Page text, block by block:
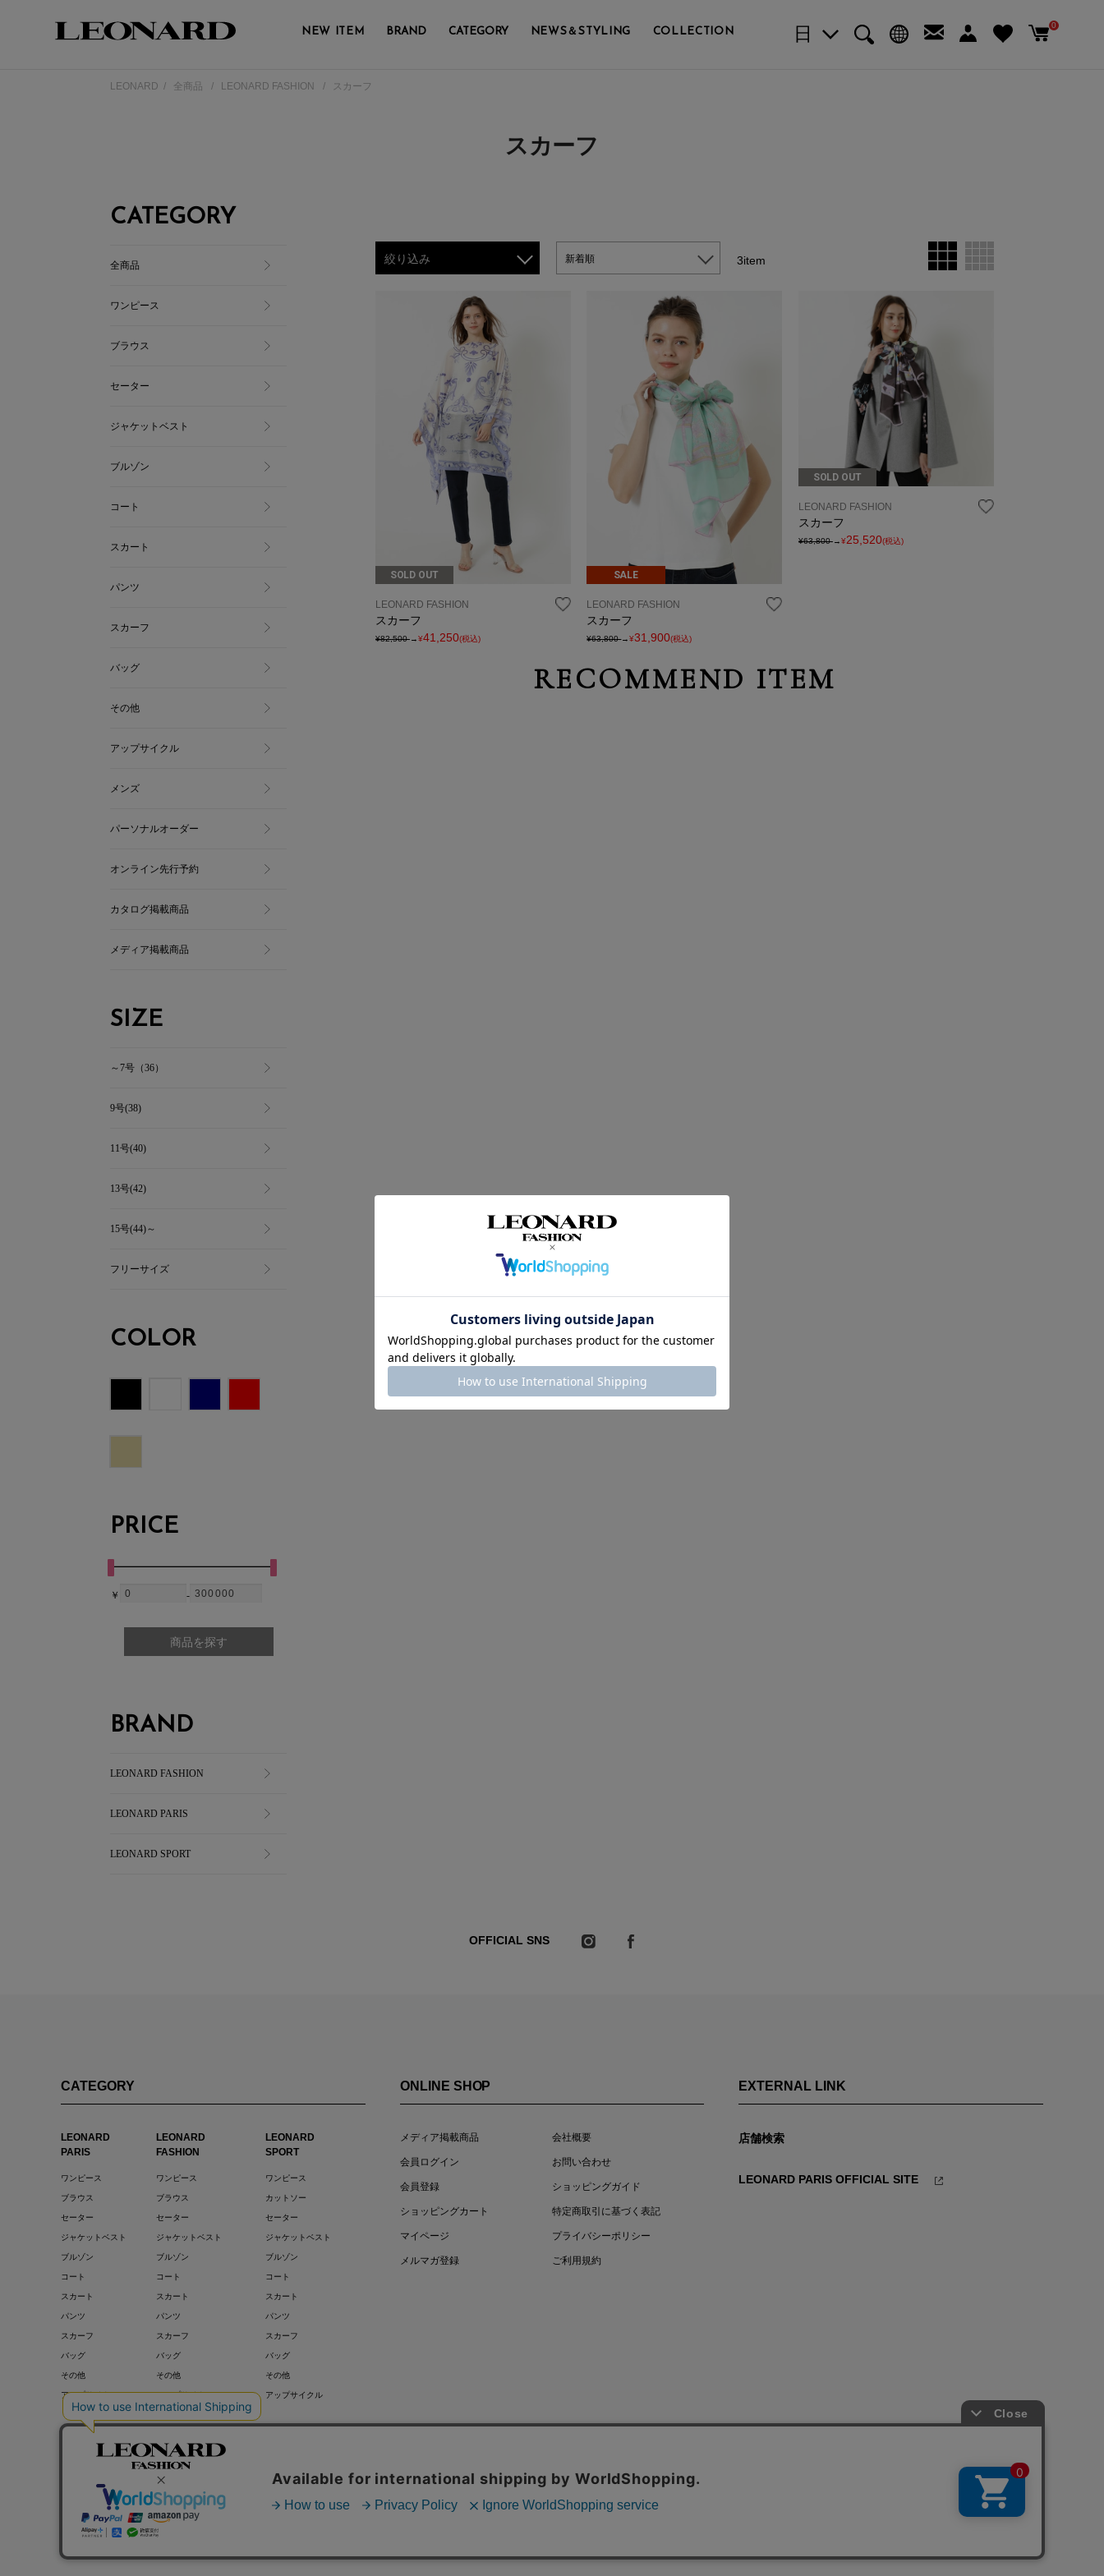
NEW ITEM BRAND CATEGORY NEWS＆STYLING COLLECTION 日 0
LEONARD 全商品 LEONARD FASHION スカーフ
スカーフ
絞り込み 新着順 3item
SOLD OUT
LEONARD FASHION
スカーフ
¥82,500→¥41,250(税込)
SALE
LEONARD FASHION
スカーフ
¥63,800→¥31,900(税込)
SOLD OUT
LEONARD FASHION
スカーフ
¥63,800→¥25,520(税込)
RECOMMEND ITEM
CATEGORY
全商品
ワンピース
ブラウス
セーター
ジャケットベスト
ブルゾン
コート
スカート
パンツ
スカーフ
バッグ
その他
アップサイクル
メンズ
パーソナルオーダー
オンライン先行予約
カタログ掲載商品
メディア掲載商品
SIZE
～7号（36）
9号(38)
11号(40)
13号(42)
15号(44)～
フリーサイズ
COLOR
PRICE
￥ -
商品を探す
BRAND
LEONARD FASHION
LEONARD PARIS
LEONARD SPORT
OFFICIAL SNS
CATEGORY
LEONARD
PARIS
ワンピース
ブラウス
セーター
ジャケットベスト
ブルゾン
コート
スカート
パンツ
スカーフ
バッグ
その他
アップサイクル
LEONARD
FASHION
ワンピース
ブラウス
セーター
ジャケットベスト
ブルゾン
コート
スカート
パンツ
スカーフ
バッグ
その他
アップサイクル
LEONARD
SPORT
ワンピース
カットソー
セーター
ジャケットベスト
ブルゾン
コート
スカート
パンツ
スカーフ
バッグ
その他
アップサイクル
ONLINE SHOP
メディア掲載商品
会員ログイン
会員登録
ショッピングカート
マイページ
メルマガ登録
会社概要
お問い合わせ
ショッピングガイド
特定商取引に基づく表記
プライバシーポリシー
ご利用規約
EXTERNAL LINK
店舗検索
LEONARD PARIS OFFICIAL SITE
COPYRIGHT © LEONARD PARIS. ALL RIGHTS RESERVED.